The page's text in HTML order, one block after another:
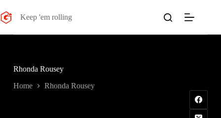
al
contenuto
Keep 'em rolling
Rhonda Rousey
Home Rhonda Rousey